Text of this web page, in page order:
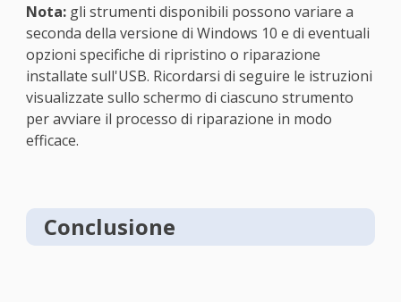
Nota:gli strumenti disponibili possono variare a
seconda della versione di Windows 10 e di eventuali
opzioni specifiche di ripristino o riparazione
installate sull'USB. Ricordarsi di seguire le istruzioni
visualizzate sullo schermo di ciascuno strumento
per avviare il processo di riparazione in modo
efficace.
Conclusione